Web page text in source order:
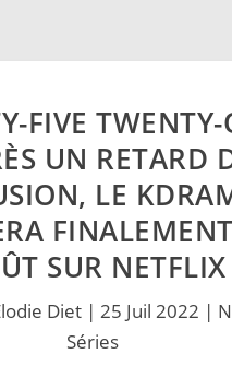
FIVE TWENTY-
UN RETARD
LE
SUR NETFLIX
Diet | 25 Juil 2022 |
Séries